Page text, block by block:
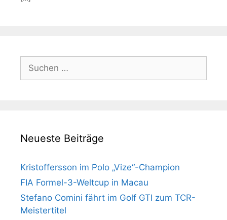
Suchen
nach:
Neueste Beiträge
Kristoffersson im Polo „Vize“-Champion
FIA Formel-3-Weltcup in Macau
Stefano Comini fährt im Golf GTI zum TCR-
Meistertitel